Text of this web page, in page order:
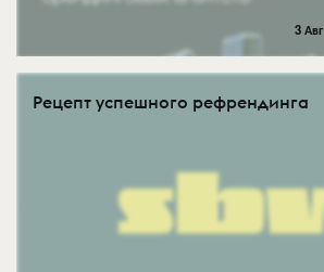
3 Авг
Рецепт успешного рефрендинга